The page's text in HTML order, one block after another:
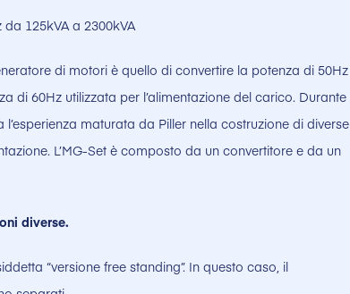
125kVA a 2300kVA
di motori è quello di convertire la potenza di 50Hz
di 60Hz utilizzata per l’alimentazione del carico. Durante
maturata da Piller nella costruzione di diverse
L’MG-Set è composto da un convertitore e da un
diverse.
“versione free standing”. In questo caso, il